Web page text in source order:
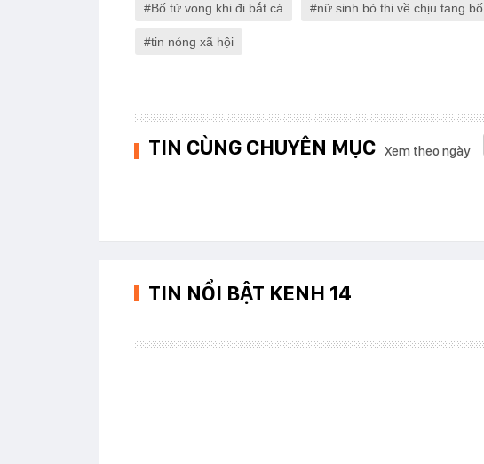
Bố tử vong khi đi bắt cá nữ sinh bỏ thi về chịu tang bố
tin nóng xã hội
TIN CÙNG CHUYÊN MỤC Xem theo ngày
TIN NỔI BẬT KENH 14